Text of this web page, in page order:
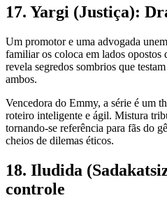
17. Yargi (Justiça):
Um promotor e uma advogada
familiar os coloca em lados opostos
revela segredos sombrios que
ambos.
Vencedora do Emmy, a série é um
roteiro inteligente e ágil. Mistura
tornando-se referência para fãs do
cheios de dilemas éticos.
18. Iludida
controle